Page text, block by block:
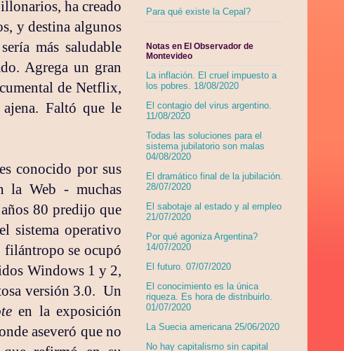
ha creado
y destina algunos
más saludable
Agrega un gran
de Netflix,
Faltó que le
conocido por sus
la Web - muchas
80 predijo que
sistema operativo
filántropo se ocupó
Windows 1 y 2,
versión 3.0. Un
en la exposición
aseveró que no
Para qué existe la Cepal?
Notas en El Observador de
Montevideo
La inflación. El cruel impuesto a
los pobres. 18/08/2020
El contagio del virus argentino.
11/08/2020
Todas las soluciones para el
sistema jubilatorio son malas
04/08/2020
El dramático final de la jubilación.
28/07/2020
El sabotaje al estado y al empleo
21/07/2020
Por qué agoniza Argentina?
14/07/2020
El futuro. 07/07/2020
El conocimiento es la única
riqueza. Es hora de distribuirlo.
01/07/2020
La Suecia americana 25/06/2020
No hay capitalismo sin capital